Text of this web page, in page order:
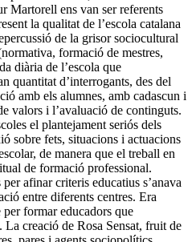
Martorell ens van ser referents
la qualitat de l’escola catalana
de la grisor sociocultural
formació de mestres,
diària de l’escola que
quantitat d’interrogants, des del
amb els alumnes, amb cadascun i
valors i l’avaluació de continguts.
el plantejament seriós dels
sobre fets, situacions i actuacions
de manera que el treball en
de formació professional.
afinar criteris educatius s’anava
entre diferents centres. Era
formar educadors que
La creació de Rosa Sensat, fruit de